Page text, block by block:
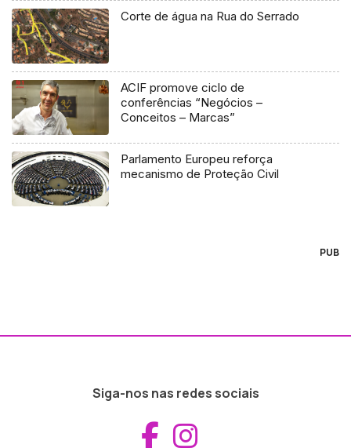
Corte de água na Rua do Serrado
ACIF promove ciclo de
conferências “Negócios –
Conceitos – Marcas”
Parlamento Europeu reforça
mecanismo de Proteção Civil
PUB
Siga-nos nas redes sociais
Aceder ao